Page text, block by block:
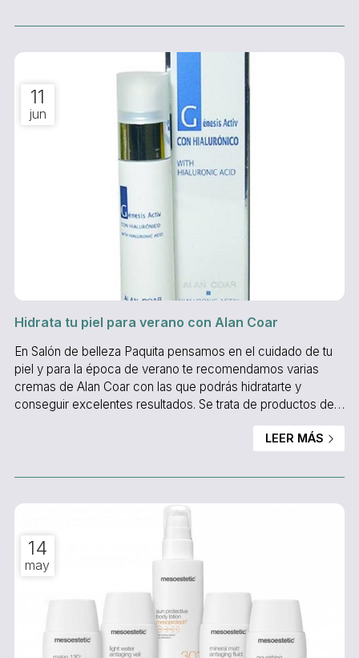
al cuerpo por diversos motivos para así conseguir un estilo
11
jun
Hidrata tu piel para verano con Alan Coar
En Salón de belleza Paquita pensamos en el cuidado de tu
piel y para la época de verano te recomendamos varias
cremas de Alan Coar con las que podrás hidratarte y
conseguir excelentes resultados. Se trata de productos de
Puedes aplicar varias a la vez, incluso es recomendable
Sérum facial con hialurónico. Por una parte Alan Coar, uno
LEER MÁS
14
may